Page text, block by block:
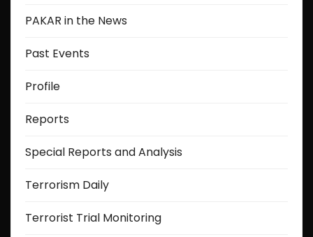
PAKAR in the News
Past Events
Profile
Reports
Special Reports and Analysis
Terrorism Daily
Terrorist Trial Monitoring